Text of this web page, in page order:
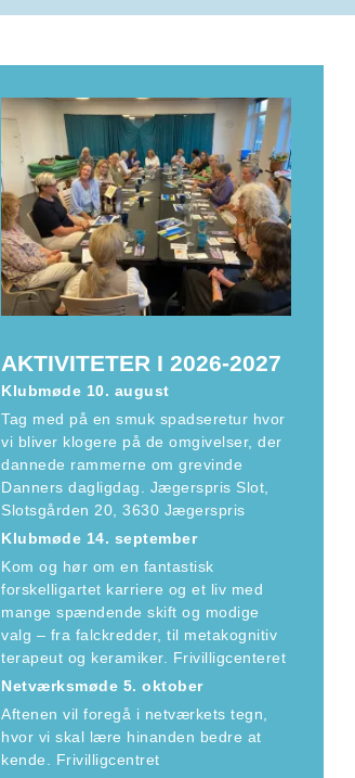
AKTIVITETER I 2026-2027
Klubmøde 10. august
Tag med på en smuk spadseretur hvor
vi bliver klogere på de omgivelser, der
dannede rammerne om grevinde
Danners dagligdag. Jægerspris Slot,
Slotsgården 20, 3630 Jægerspris
Klubmøde 14. september
Kom og hør om en fantastisk
forskelligartet karriere og et liv med
mange spændende skift og modige
valg – fra falckredder, til metakognitiv
terapeut og keramiker. Frivilligcenteret
Netværksmøde 5. oktober
Aftenen vil foregå i netværkets tegn,
hvor vi skal lære hinanden bedre at
kende. Frivilligcentret